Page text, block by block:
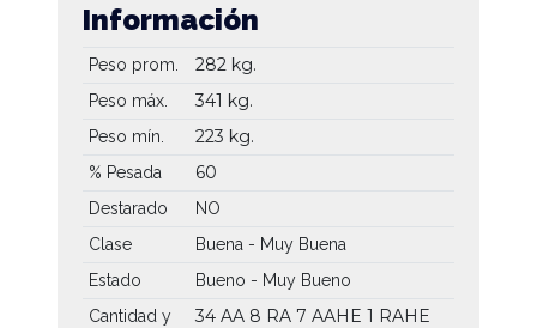
Información
Peso prom. 282 kg.
Peso máx. 341 kg.
Peso mín. 223 kg.
% Pesada 60
Destarado
NO
Clase
Buena - Muy Buena
Estado
Bueno - Muy Bueno
Cantidad y
34 AA 8 RA 7 AAHE 1 RAHE